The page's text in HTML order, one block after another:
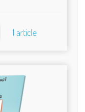
1 article